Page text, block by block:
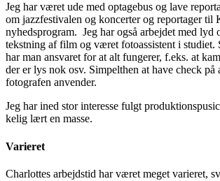
Jeg har været ude med optagebus og lave
om jazzfestivalen og koncerter og reportager til
nyhedsprogram. Jeg har også arbejdet med lyd
tekstning af film og været fotoassistent i studiet.
har man ansvaret for at alt fungerer, f.eks. at
der er lys nok osv. Simpelthen at have check på
fotografen anvender.
Jeg har ined stor interesse fulgt
kelig lært en masse.
Varieret
Charlottes arbejdstid har været meget varieret,